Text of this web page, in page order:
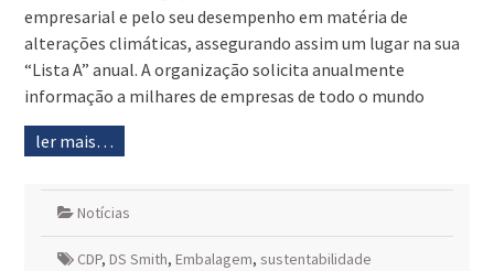
empresarial e pelo seu desempenho em matéria de
alterações climáticas, assegurando assim um lugar na sua
“Lista A” anual. A organização solicita anualmente
informação a milhares de empresas de todo o mundo
ler mais…
Notícias
CDP, DS Smith, Embalagem, sustentabilidade